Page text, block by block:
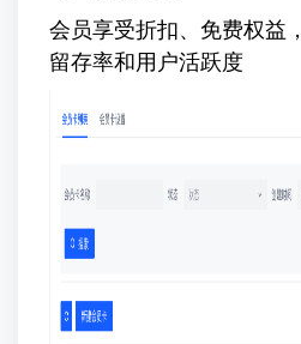
会员享受折扣、免费权益
留存率和用户活跃度